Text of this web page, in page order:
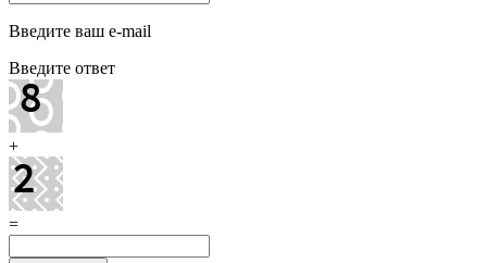
Введите ваш e-mail
Введите ответ
+
=